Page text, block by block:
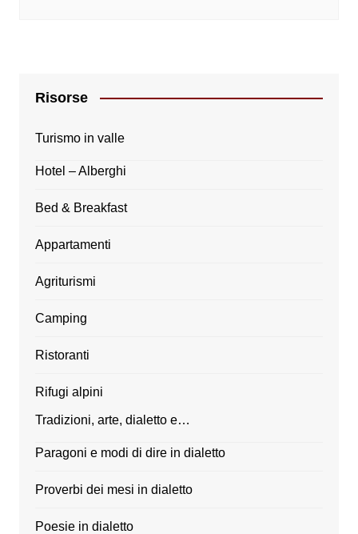
Risorse
Turismo in valle
Hotel – Alberghi
Bed & Breakfast
Appartamenti
Agriturismi
Camping
Ristoranti
Rifugi alpini
Tradizioni, arte, dialetto e…
Paragoni e modi di dire in dialetto
Proverbi dei mesi in dialetto
Poesie in dialetto